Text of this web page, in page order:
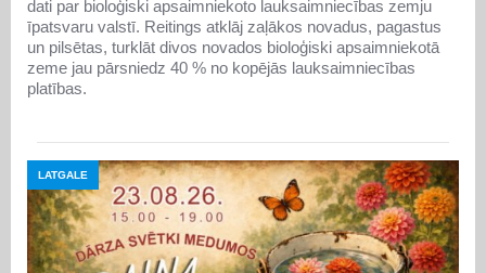
dati par bioloģiski apsaimniekoto lauksaimniecības zemju
īpatsvaru valstī. Reitings atklāj zaļākos novadus, pagastus
un pilsētas, turklāt divos novados bioloģiski apsaimniekotā
zeme jau pārsniedz 40 % no kopējās lauksaimniecības
platības.
LATGALE